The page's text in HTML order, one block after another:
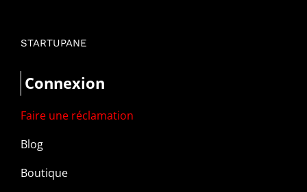
STARTUPANE
Connexion
Faire une réclamation
Blog
Boutique